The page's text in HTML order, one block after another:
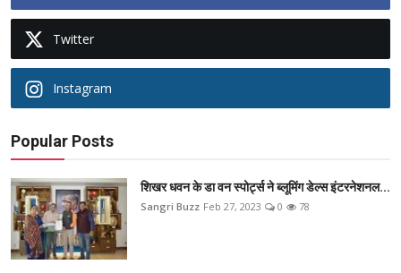
Twitter
Instagram
Popular Posts
शिखर धवन के डा वन स्पोर्ट्स ने ब्लूमिंग डेल्स इंटरनेशनल...
Sangri Buzz Feb 27, 2023 0 78